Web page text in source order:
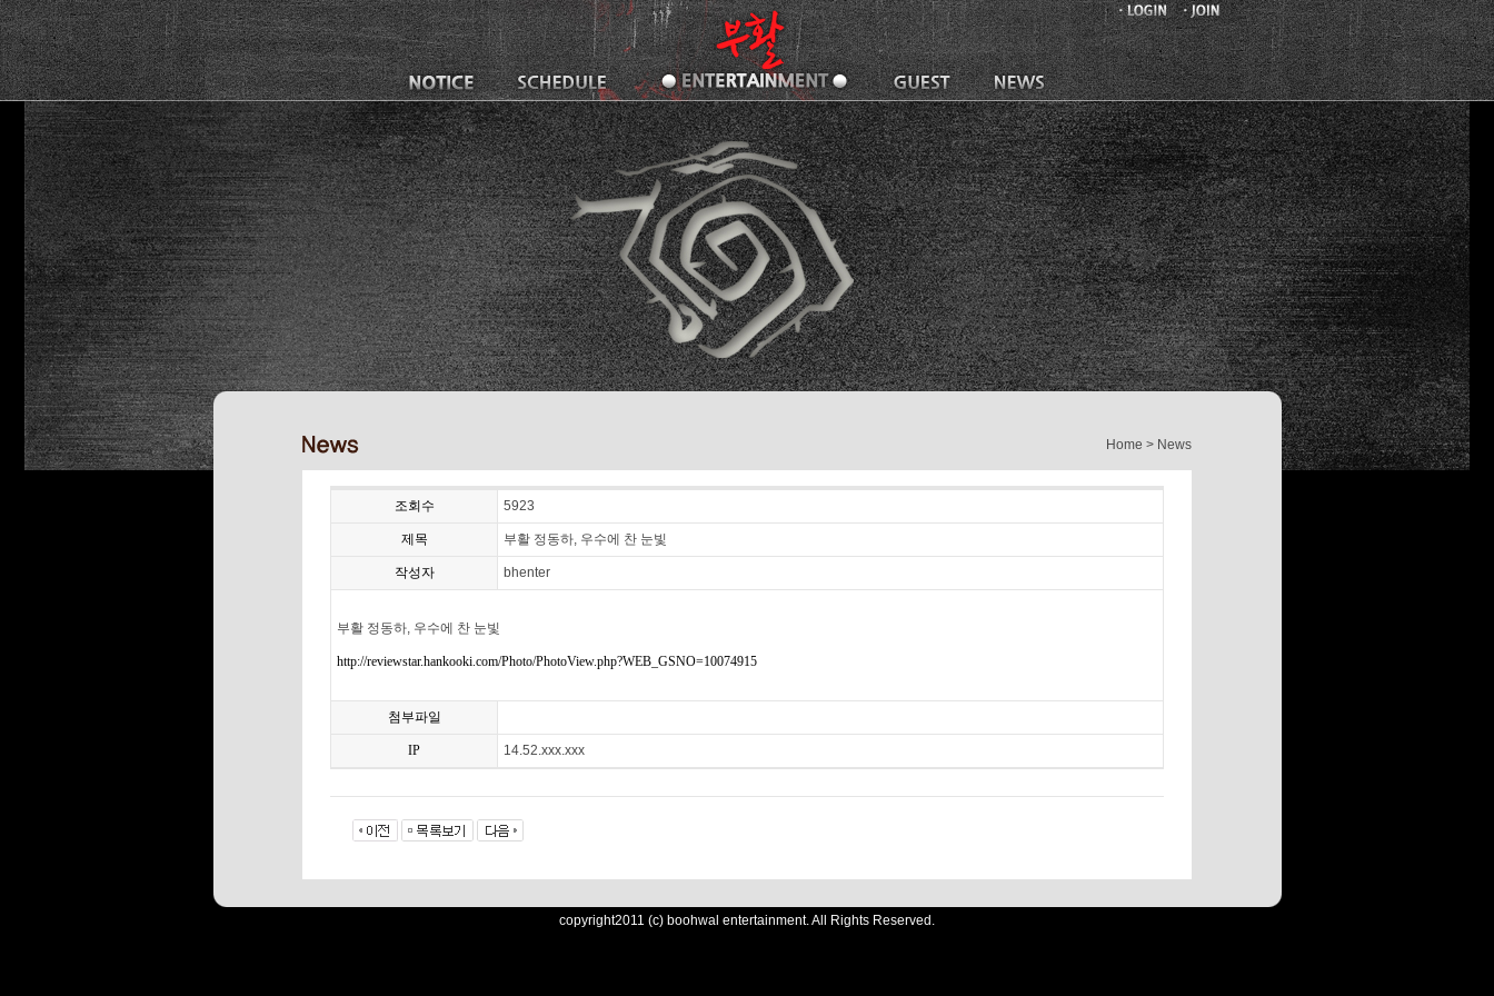
Home > News
조회수 5923
제목 부활 정동하, 우수에 찬 눈빛
작성자 bhenter
부활 정동하, 우수에 찬 눈빛
http://reviewstar.hankooki.com/Photo/PhotoView.php?WEB_GSNO=10074915
첨부파일
IP 14.52.xxx.xxx
copyright2011 (c) boohwal entertainment. All Rights Reserved.